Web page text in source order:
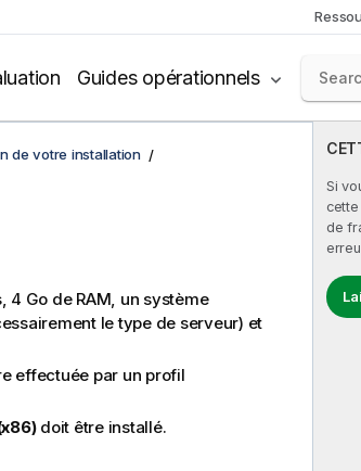
Guides opérationnels
Si
de
de votre installation
Go de RAM, un système
le type de serveur) et
effectuée par un profil
doit être installé.